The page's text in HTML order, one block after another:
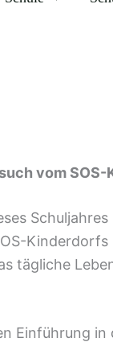
vom
tägliche
Einführung